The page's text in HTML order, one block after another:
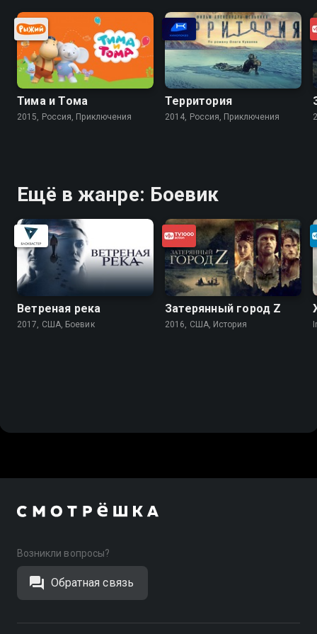
Тима и Тома
2015, Россия, Приключения
Территория
2014, Россия, Приключения
Ещё в жанре: Боевик
Ветреная река
2017, США, Боевик
Затерянный город Z
2016, США, История
Возникли вопросы?
Обратная связь